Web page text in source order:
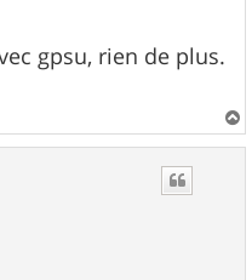
gpsu, rien de plus.
a